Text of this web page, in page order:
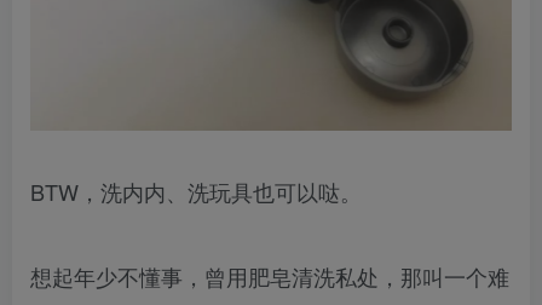
BTW，洗内内、洗玩具也可以哒。
想起年少不懂事，曾用肥皂清洗私处，那叫一个难